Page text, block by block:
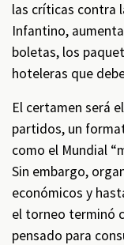
las críticas contra
Infantino,
boletas, los
hoteleras que
El certamen será
partidos, un
como el Mundial
Sin embargo,
económicos y
el torneo terminó
pensado para